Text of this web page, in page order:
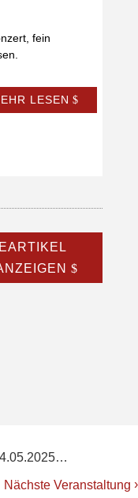
fein
LESEN
Nächste Veranstaltung ›